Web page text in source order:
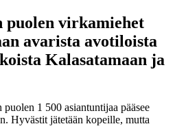
puolen virkamiehet
avarista avotiloista
Kalasatamaan ja
1 500 asiantuntijaa pääsee
Hyvästit jätetään kopeille, mutta